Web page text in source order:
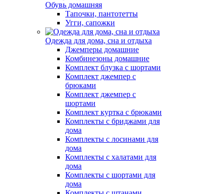
Обувь домашняя
Тапочки, пантотетты
Угги, сапожки
Одежда для дома, сна и отдыха
Джемперы домашние
Комбинезоны домашние
Комплект блузка с шортами
Комплект джемпер с
брюками
Комплект джемпер с
шортами
Комплект куртка с брюками
Комплекты с бриджами для
дома
Комплекты с лосинами для
дома
Комплекты с халатами для
дома
Комплекты с шортами для
дома